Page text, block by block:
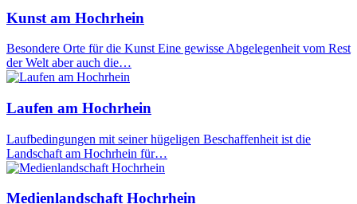
Kunst am Hochrhein
Besondere Orte für die Kunst Eine gewisse Abgelegenheit vom Rest
der Welt aber auch die…
Laufen am Hochrhein
Laufbedingungen mit seiner hügeligen Beschaffenheit ist die
Landschaft am Hochrhein für…
Medienlandschaft Hochrhein